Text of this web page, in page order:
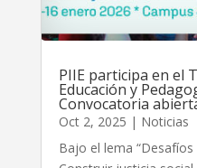
PIIE participa en el
Educación y
Convocatoria
Oct 2, 2025 | Noticias
Bajo el lema